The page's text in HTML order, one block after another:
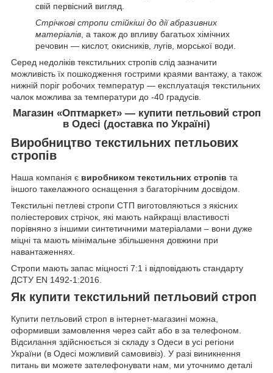
свій первісний вигляд.
Стрічкові стропи стійкіші до дії абразивних
матеріалів , а також до впливу багатьох хімічних
речовин — кислот, окисників, лугів, морської води.
Серед недоліків текстильних стропів слід зазначити
можливість їх пошкодження гострими краями вантажу, а також
нижній поріг робочих температур — експлуатація текстильних
чалок можлива за температури до -40 градусів.
Магазин «Оптмаркет» — купити петльовий строп
в Одесі (доставка по Україні)
Виробництво текстильних петльових
стропів
Наша компанія є виробником текстильних стропів та
іншого такелажного оснащення з багаторічним досвідом.
Текстильні петлеві стропи СТП виготовляються з якісних
поліестерових стрічок, які мають найкращі властивості
порівняно з іншими синтетичними матеріалами – вони дуже
міцні та мають мінімальне збільшення довжини при
навантаженнях.
Стропи мають запас міцності 7:1 і відповідають стандарту
ДСТУ EN 1492-1:2016.
Як купити текстильний петльовий строп
Купити петльовий строп в інтернет-магазині можна,
оформивши замовлення через сайт або в за телефоном.
Відсилання здійснюється зі складу з Одеси в усі регіони
України (в Одесі можливий самовивіз). У разі виникнення
питань ви можете зателефонувати нам, ми уточнимо деталі